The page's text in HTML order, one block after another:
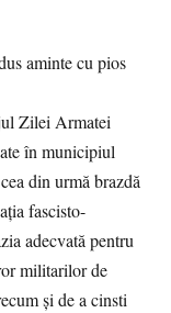
aminte cu pios
Zilei Armatei
în municipiul
din urmă brazdă
fascisto-
adecvată pentru
militarilor de
și de a cinsti